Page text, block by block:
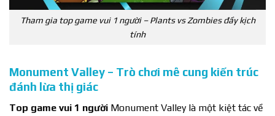
Tham gia top game vui 1 người – Plants vs Zombies đầy kịch
tính
Monument Valley – Trò chơi mê cung kiến trúc
đánh lừa thị giác
Top game vui 1 người Monument Valley là một kiệt tác về